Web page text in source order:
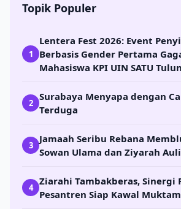
Topik Populer
1
Lentera Fest 2026: Event
Berbasis Gender Pertama
Mahasiswa KPI UIN SATU
2
Surabaya Menyapa dengan
Terduga
3
Jamaah Seribu Rebana
Sowan Ulama dan Ziyarah
4
Ziarahi Tambakberas, Sinergi
Pesantren Siap Kawal